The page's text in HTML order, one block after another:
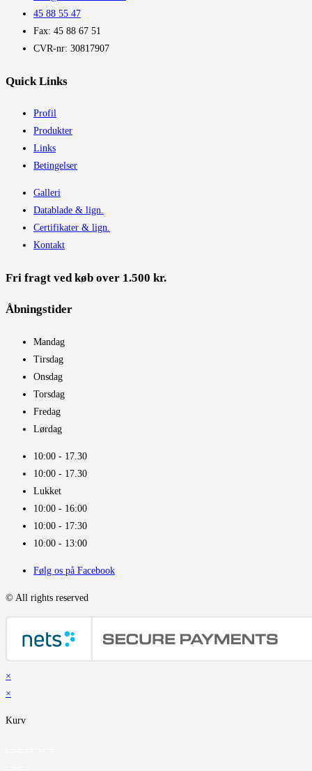
45 88 55 47
Fax: 45 88 67 51
CVR-nr: 30817907
Quick Links
Profil
Produkter
Links
Betingelser
Galleri
Datablade & lign.
Certifikater & lign.
Kontakt
Fri fragt ved køb over 1.500 kr.
Åbningstider​
Mandag
Tirsdag
Onsdag
Torsdag
Fredag
Lørdag
10:00 - 17.30​
10:00 - 17.30​
Lukket
10:00 - 16:00​
10:00 - 17:30
10:00 - 13:00
Følg os på Facebook
© All rights reserved
×
×
Kurv